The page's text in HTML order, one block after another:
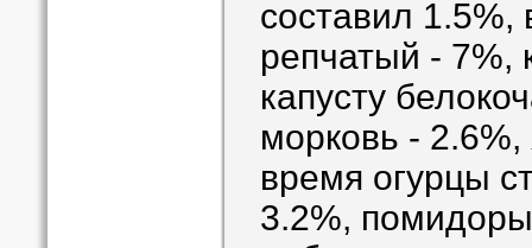
составил 1.5%,
репчатый - 7%,
капусту
морковь -
время огурцы
3.2%,